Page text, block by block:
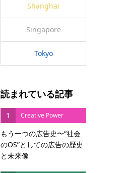
Shanghai
Singapore
Tokyo
読まれている記事
1 Creative Power
もう一つの広告史〜“社会
のOS”としての広告の歴史
と未来像